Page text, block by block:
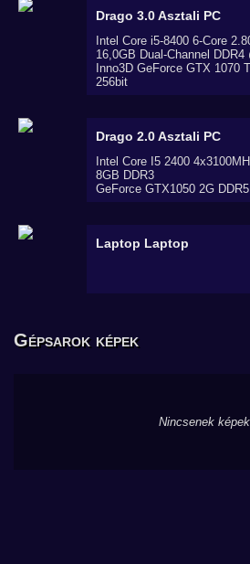
Drago 3.0Asztali PC
Intel Core i5-8400 6-Core
16,0GB Dual-Channel DDR4
Inno3D GeForce GTX 1070
256bit
Drago 2.0Asztali PC
Intel Core I5 2400
8GB DDR3
GeForce GTX1050 2G DDR5
Laptop Laptop
Gépsarok képek
Nincsenek képek